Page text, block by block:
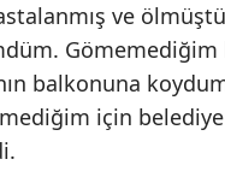
ve
Gömemediğim
balkonuna
için